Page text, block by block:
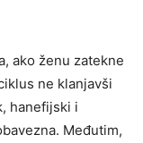
ako ženu zatekne
ne klanjavši
hanefijski i
Međutim,